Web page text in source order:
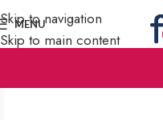
Skip to navigation
Skip to main content
MENU